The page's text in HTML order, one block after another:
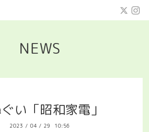
NEWS
い「昭和家電」
2023 / 04 / 29 10:56